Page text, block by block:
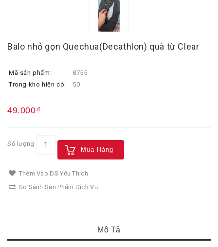
Balo nhỏ gọn Quechua(Decathlon) quà từ Clear
Mã sản phẩm:
8755
Trong kho hiện có:
50
49.000₫
Số lượng
Mua Hàng
Thêm Vào DS Yêu Thích
So Sánh Sản Phẩm Dịch Vụ
Mô Tả